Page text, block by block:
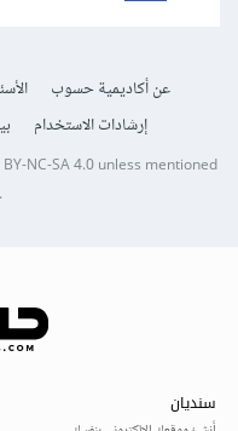
عن أكاديمية حسوب
إرشادات الاستخدام
BY-NC-SA 4.0unless mentioned